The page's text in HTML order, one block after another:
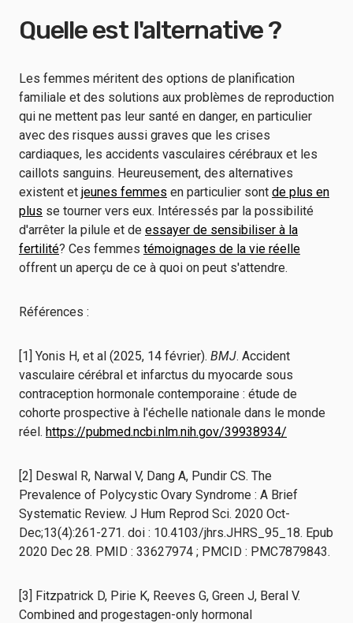
Quelle est l'alternative ?
Les femmes méritent des options de planification
familiale et des solutions aux problèmes de reproduction
qui ne mettent pas leur santé en danger, en particulier
avec des risques aussi graves que les crises
cardiaques, les accidents vasculaires cérébraux et les
caillots sanguins. Heureusement, des alternatives
existent et jeunes femmes en particulier sont de plus en
plus se tourner vers eux. Intéressés par la possibilité
d'arrêter la pilule et de essayer de sensibiliser à la
fertilité? Ces femmes témoignages de la vie réelle
offrent un aperçu de ce à quoi on peut s'attendre.
Références :
[1] Yonis H, et al (2025, 14 février). BMJ. Accident
vasculaire cérébral et infarctus du myocarde sous
contraception hormonale contemporaine : étude de
cohorte prospective à l'échelle nationale dans le monde
réel. https://pubmed.ncbi.nlm.nih.gov/39938934/
[2] Deswal R, Narwal V, Dang A, Pundir CS. The
Prevalence of Polycystic Ovary Syndrome : A Brief
Systematic Review. J Hum Reprod Sci. 2020 Oct-
Dec;13(4):261-271. doi : 10.4103/jhrs.JHRS_95_18. Epub
2020 Dec 28. PMID : 33627974 ; PMCID : PMC7879843.
[3] Fitzpatrick D, Pirie K, Reeves G, Green J, Beral V.
Combined and progestagen-only hormonal